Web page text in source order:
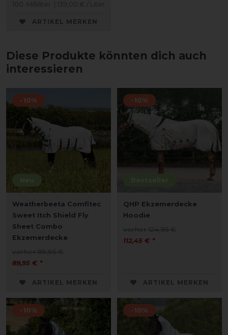
100 Milliliter | 139,00 € / Liter
ARTIKEL MERKEN
Diese Produkte könnten dich auch
interessieren
Neu
-10%
Weatherbeeta Comfitec
Sweet Itch Shield Fly
Sheet Combo
Ekzemerdecke
vorher 99,95 €
89,95 € *
ARTIKEL MERKEN
Bestseller
-10%
QHP Ekzemerdecke
Hoodie
vorher 124,95 €
112,45 € *
ARTIKEL MERKEN
-10% -10%